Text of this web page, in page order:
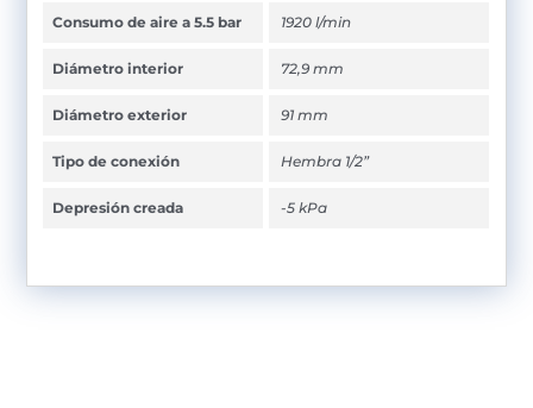
Consumo de aire a 5.5 bar 1920 l/min
Diámetro interior 72,9 mm
Diámetro exterior 91 mm
Tipo de conexión Hembra 1/2”
Depresión creada -5 kPa